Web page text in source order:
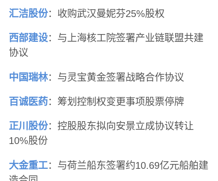
汇洁股份：收购武汉曼妮芬25%股权
西部建设：与上海核工院签署产业链联盟共建
协议
中国瑞林：与灵宝黄金签署战略合作协议
百诚医药：筹划控制权变更事项股票停牌
正川股份：控股股东拟向安景立成协议转让
10%股份
大金重工：与荷兰船东签署约10.69亿元船舶建